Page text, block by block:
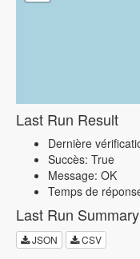
Last Run Result
Dernière
Succès: True
Message: OK
Temps de
Last Run Summary
JSON CSV